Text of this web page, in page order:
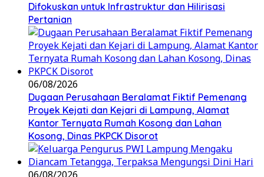
Difokuskan untuk Infrastruktur dan Hilirisasi
Pertanian
06/08/2026
Dugaan Perusahaan Beralamat Fiktif Pemenang
Proyek Kejati dan Kejari di Lampung, Alamat
Kantor Ternyata Rumah Kosong dan Lahan
Kosong, Dinas PKPCK Disorot